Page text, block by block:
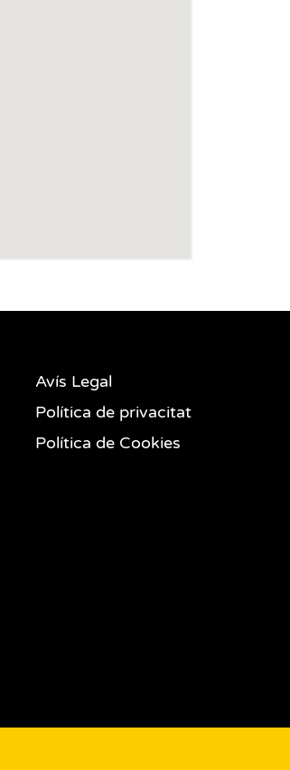
Avís Legal
Política de privacitat
Política de Cookies